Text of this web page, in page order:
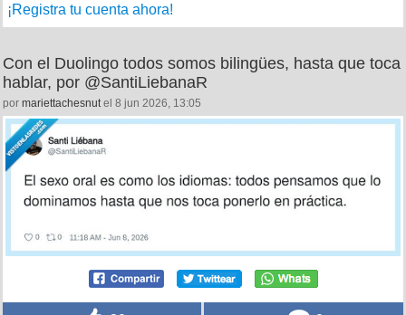
¡Registra tu cuenta ahora!
Con el Duolingo todos somos bilingües, hasta que toca
hablar, por @SantiLiebanaR
por mariettachesnut el 8 jun 2026, 13:05